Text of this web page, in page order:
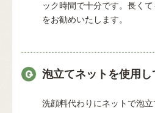
ック時間で十分です。長く
をお勧めいたします。
泡立てネットを使用し
洗顔料代わりにネットで泡